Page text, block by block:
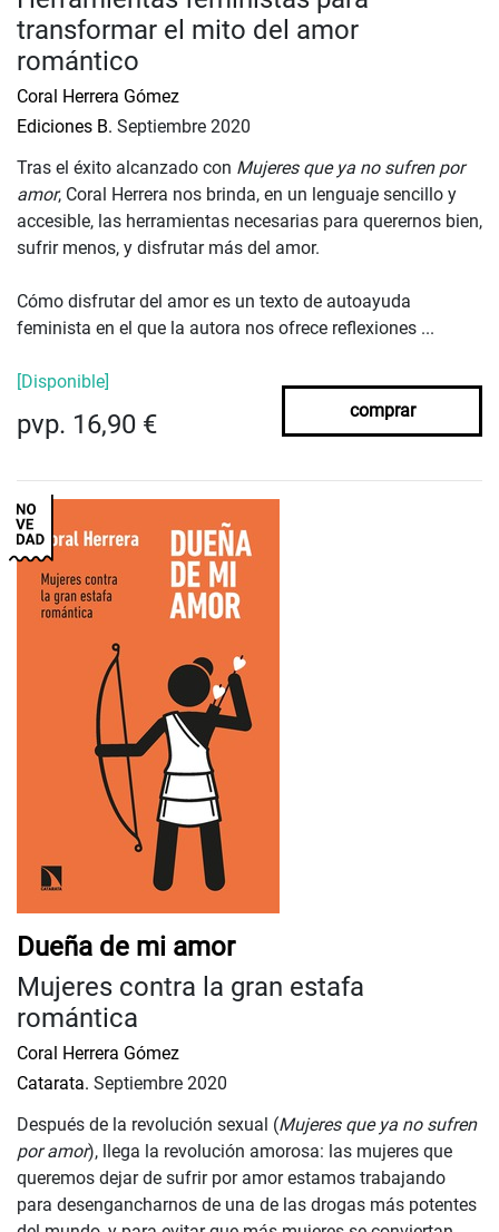
transformar el mito del amor
romántico
Coral Herrera Gómez
Ediciones B. Septiembre 2020
Tras el éxito alcanzado con Mujeres que ya no sufren por
amor, Coral Herrera nos brinda, en un lenguaje sencillo y
accesible, las herramientas necesarias para querernos bien,
sufrir menos, y disfrutar más del amor.
Cómo disfrutar del amor es un texto de autoayuda
feminista en el que la autora nos ofrece reflexiones ...
[Disponible]
pvp. 16,90 € comprar
Dueña de mi amor
Mujeres contra la gran estafa
romántica
Coral Herrera Gómez
Catarata. Septiembre 2020
Después de la revolución sexual (Mujeres que ya no sufren
por amor), llega la revolución amorosa: las mujeres que
queremos dejar de sufrir por amor estamos trabajando
para desengancharnos de una de las drogas más potentes